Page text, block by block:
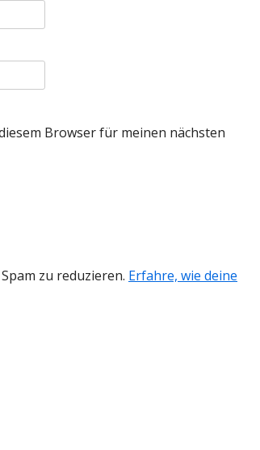
Browser für meinen nächsten
zu reduzieren. Erfahre, wie deine